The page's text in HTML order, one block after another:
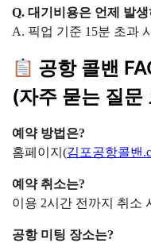
Q. 대기비용은 언제 발생
A. 픽업 기준 15분 초과
공항 콜밴
(자주 묻는 질문
예약 방법은?
홈페이지(김포공항콜밴
예약 취소는?
이용 2시간 전까지 취소
공항 미팅 장소는?